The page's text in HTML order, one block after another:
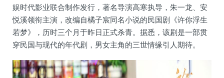
娱时代影业联合制作发行，著名导演高寒执导，朱一龙、安
悦溪领衔主演，改编自橘子宸同名小说的民国剧《许你浮生
若梦》，历时三个月于昨日正式杀青。据悉，该剧是一部贯
穿民国与现代的年代剧，男女主角的三世情缘引人期待。